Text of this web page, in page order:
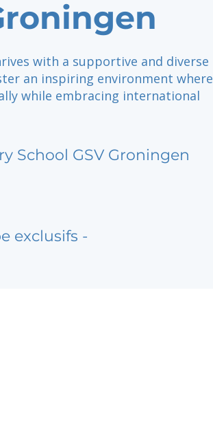
with a supportive and diverse
an inspiring environment where
while embracing international
School GSV Groningen
exclusifs -